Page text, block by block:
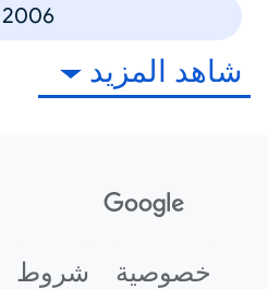
2006
شاهد المزيد
خصوصية شروط